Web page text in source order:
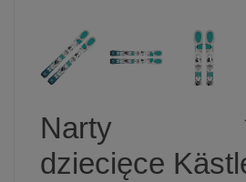
Narty
dziecięce